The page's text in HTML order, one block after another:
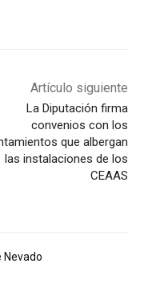
Artículo siguiente
La Diputación firma
convenios con los
que albergan
las instalaciones de los
CEAAS
Nevado